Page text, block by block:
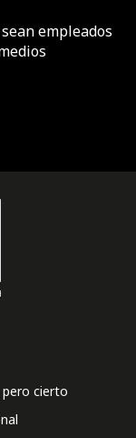
empleados
cierto